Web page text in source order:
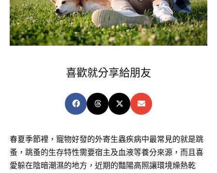
喜歡就分享給朋友
春夏季節裡，寵物好發的外寄生蟲疾病中最常見的就是跳
蚤，跳蚤的生存特性需要宿主及血液等養分來源，而且喜
愛躲在陰暗潮濕的地方，近期的豔陽高照讓環境燥熱乾